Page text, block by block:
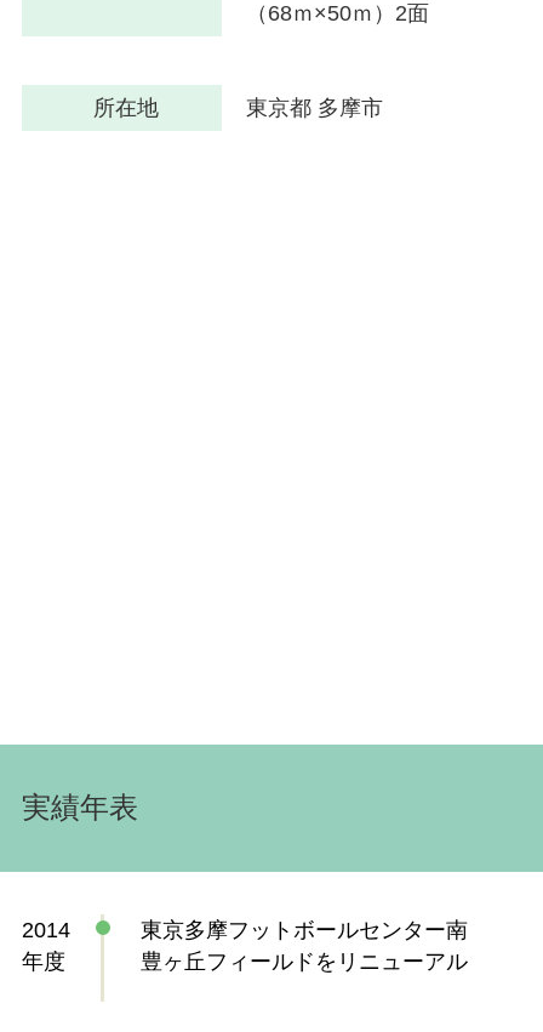
（68ｍ×50ｍ）2面
所在地 東京都 多摩市
実績年表
2014
年度
東京多摩フットボールセンター南
豊ヶ丘フィールドをリニューアル